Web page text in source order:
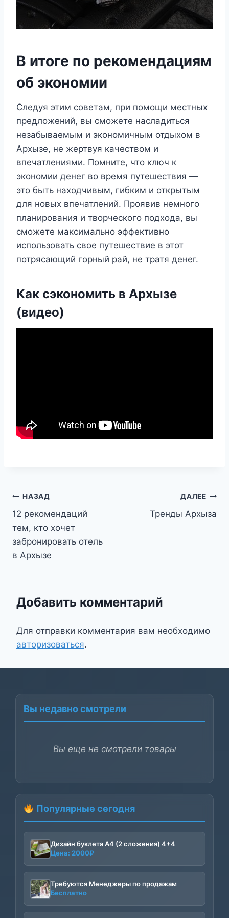
В итоге по рекомендациям
об экономии
Следуя этим советам, при помощи местных
предложений, вы сможете насладиться
незабываемым и экономичным отдыхом в
Архызе, не жертвуя качеством и
впечатлениями. Помните, что ключ к
экономии денег во время путешествия —
это быть находчивым, гибким и открытым
для новых впечатлений. Проявив немного
планирования и творческого подхода, вы
сможете максимально эффективно
использовать свое путешествие в этот
потрясающий горный рай, не тратя денег.
Как сэкономить в Архызе
(видео)
Навигация
по
записям
НАЗАД
12 рекомендаций
тем, кто хочет
забронировать отель
в Архызе
ДАЛЕЕ
Тренды Архыза
Добавить комментарий
Для отправки комментария вам необходимо
авторизоваться.
Вы недавно смотрели
Вы еще не смотрели товары
Популярные сегодня
Дизайн буклета А4 (2 сложения) 4+4
Цена: 2000₽
Требуются Менеджеры по продажам
Бесплатно